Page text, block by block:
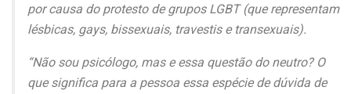
por causa do protesto de grupos LGBT (que representam
lésbicas, gays, bissexuais, travestis e transexuais).
“Não sou psicólogo, mas e essa questão do neutro? O
que significa para a pessoa essa espécie de dúvida de